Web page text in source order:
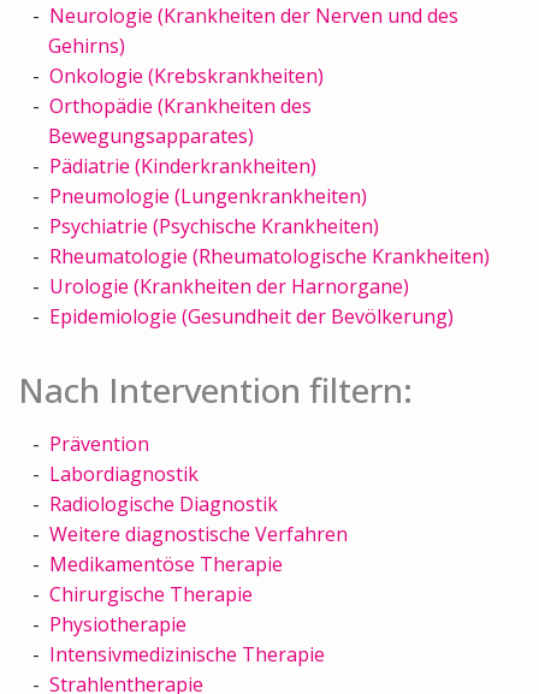
Neurologie (Krankheiten der Nerven und des
Gehirns)
Onkologie (Krebskrankheiten)
Orthopädie (Krankheiten des
Bewegungsapparates)
Pädiatrie (Kinderkrankheiten)
Pneumologie (Lungenkrankheiten)
Psychiatrie (Psychische Krankheiten)
Rheumatologie (Rheumatologische Krankheiten)
Urologie (Krankheiten der Harnorgane)
Epidemiologie (Gesundheit der Bevölkerung)
Nach Intervention filtern:
Prävention
Labordiagnostik
Radiologische Diagnostik
Weitere diagnostische Verfahren
Medikamentöse Therapie
Chirurgische Therapie
Physiotherapie
Intensivmedizinische Therapie
Strahlentherapie